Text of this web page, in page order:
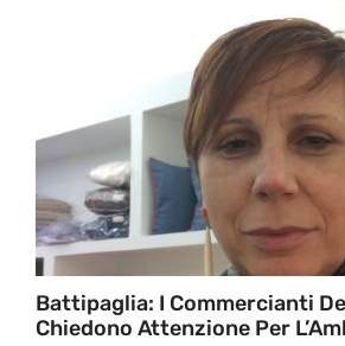
Battipaglia: I Commercianti
Chiedono Attenzione Per